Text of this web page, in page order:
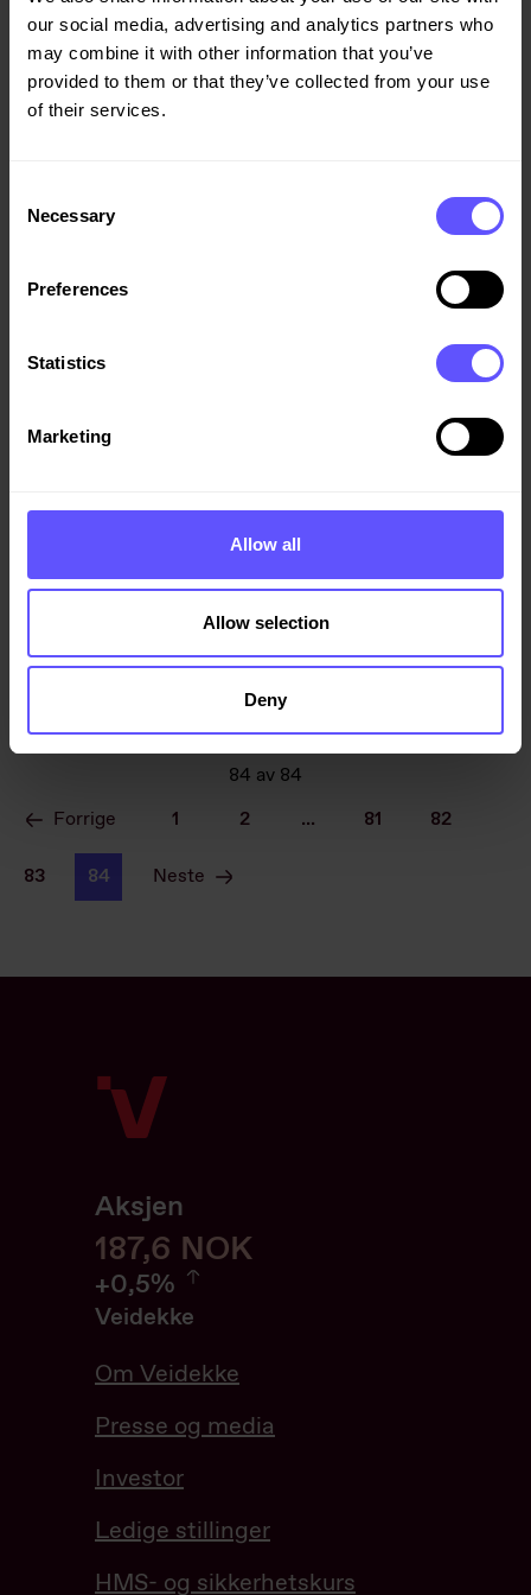
our social media, advertising and analytics partners who
may combine it with other information that you’ve
provided to them or that they’ve collected from your use
of their services.
Selection
Necessary
Preferences
Statistics
Marketing
Allow all
Allow selection
Deny
KVARTAL 2017
12.04.2017
15:09
14:08
MELDEPLIKTIG HANDEL
08:22
84 av 84
Forrige
1 2 ... 81 82
83 84 Neste
Aksjen
187,6 NOK187,6
+0,5%
0.54%
Veidekke
Om Veidekke
Presse og media
Investor
Ledige stillinger
HMS- og sikkerhetskurs